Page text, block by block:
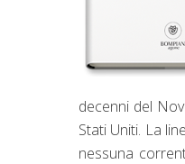
decenni del
Stati Uniti. La
nessuna